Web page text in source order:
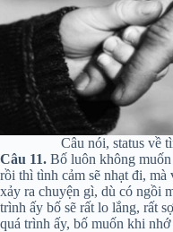
Câu nói, status về
Câu 11. Bố luôn không
rồi thì tình cảm sẽ nhạt đi,
xảy ra chuyện gì, dù có ngồi
trình ấy bố sẽ rất lo lắng, rất
quá trình ấy, bố muốn khi